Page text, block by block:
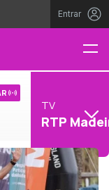
Entrar
TV
RTP